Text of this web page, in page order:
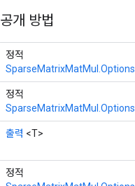
공개 방법
정적
SparseMatrixMatMul.Options
정적
SparseMatrixMatMul.Options
출력 <T>
정적